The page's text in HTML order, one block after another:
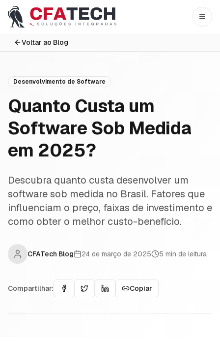
Pular para o conteúdo principal
Abrir
Voltar ao Blog
Desenvolvimento de Software
Quanto Custa um
Software Sob Medida
em 2025?
Descubra quanto custa desenvolver um
software sob medida no Brasil. Fatores que
influenciam o preço, faixas de investimento e
como obter o melhor custo-benefício.
CFATech Blog 24 de março de 2025 5 min de leitura
Compartilhar: Copiar